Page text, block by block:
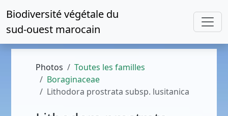
Biodiversité végétale du
sud-ouest marocain
Photos
Toutes les familles
Boraginaceae
Lithodora prostrata subsp. lusitanica